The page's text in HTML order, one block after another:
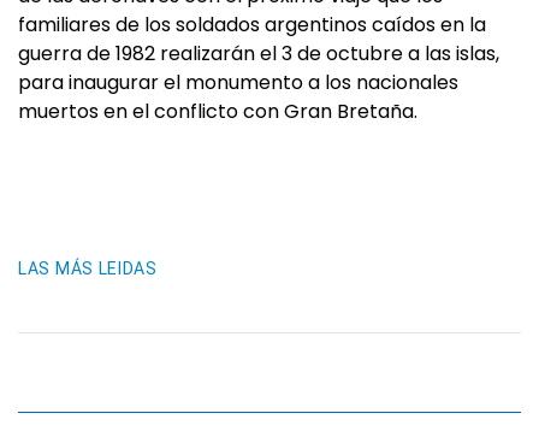
familiares de los soldados argentinos caídos en la
guerra de 1982 realizarán el 3 de octubre a las islas,
para inaugurar el monumento a los nacionales
muertos en el conflicto con Gran Bretaña.
LAS MÁS LEIDAS